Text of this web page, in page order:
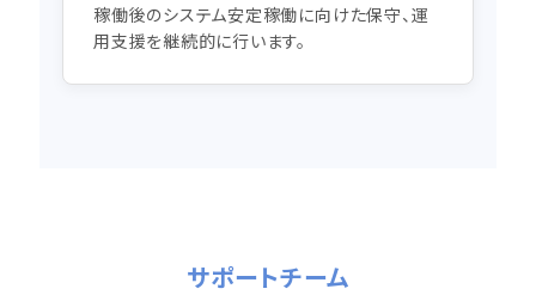
稼働後のシステム安定稼働に向けた保守、運
用支援を継続的に行います。
サポートチーム